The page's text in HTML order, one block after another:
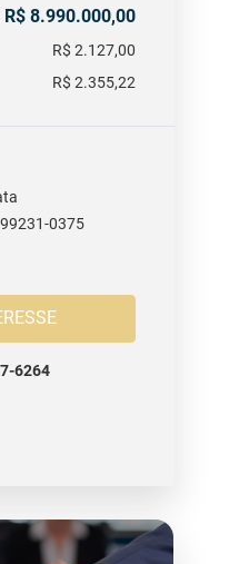
R$ 8.990.000,00
R$ 2.127,00
R$ 2.355,22
0375
6264